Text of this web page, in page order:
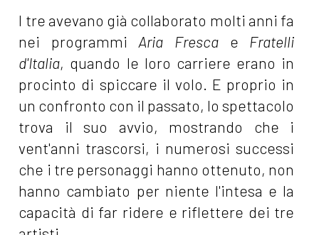
I tre avevano già collaborato molti anni fa
nei programmi Aria Fresca e Fratelli
d'Italia, quando le loro carriere erano in
procinto di spiccare il volo. E proprio in
un confronto con il passato, lo spettacolo
trova il suo avvio, mostrando che i
vent'anni trascorsi, i numerosi successi
che i tre personaggi hanno ottenuto, non
hanno cambiato per niente l'intesa e la
capacità di far ridere e riflettere dei tre